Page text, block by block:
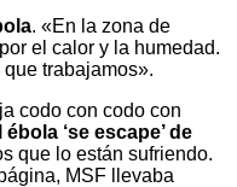
. «En la zona de
el calor y la humedad.
trabajamos».
codo con codo con
‘se escape’ de
que lo están sufriendo.
MSF llevaba